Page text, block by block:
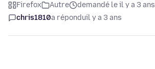
Firefox Autre
demandé le il y a 3 ans
chris1810a réponduil y a 3 ans